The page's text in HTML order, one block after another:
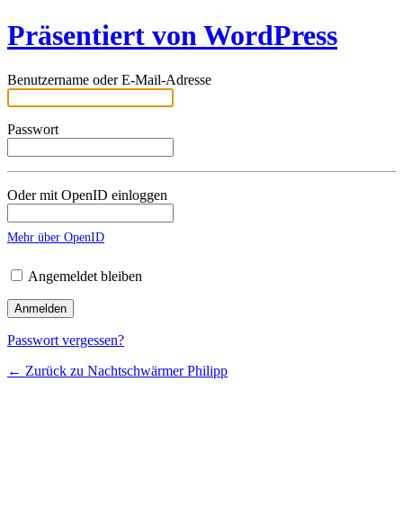
Präsentiert von WordPress
Benutzername oder E-Mail-Adresse
Passwort
Oder mit OpenID einloggen
Mehr über OpenID
Angemeldet bleiben
Passwort vergessen?
← Zurück zu Nachtschwärmer Philipp